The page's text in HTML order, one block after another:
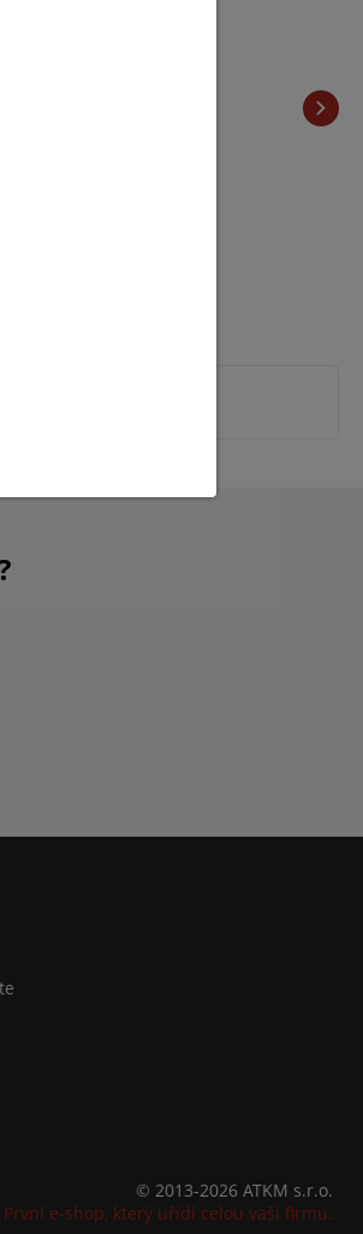
© 2013-2026 ATKM s.r.o.
První e-shop, který uřídí celou vaši firmu.